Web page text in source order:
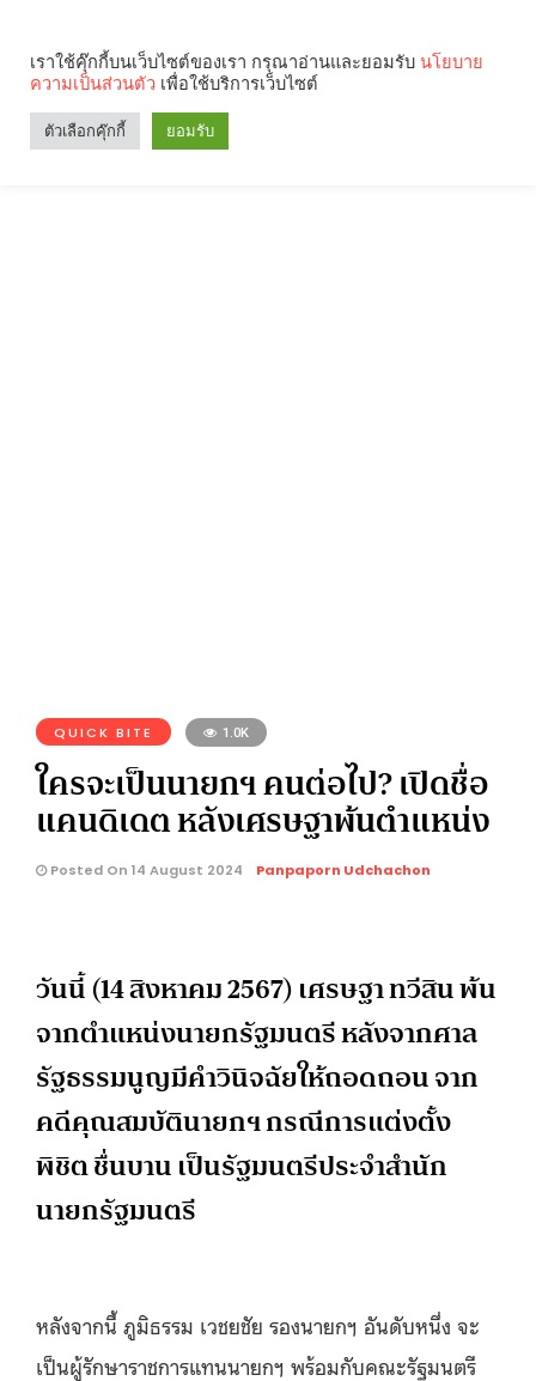
QUICK BITE 1.0K
ใครจะเป็นนายกฯ คนต่อไป? เปิดชื่อ
แคนดิเดต หลังเศรษฐาพ้นตำแหน่ง
Posted On 14 August 2024 Panpaporn Udchachon
วันนี้ (14 สิงหาคม 2567) เศรษฐา ทวีสิน พ้น
จากตำแหน่งนายกรัฐมนตรี หลังจากศาล
รัฐธรรมนูญมีคำวินิจฉัยให้ถอดถอน จาก
คดีคุณสมบัตินายกฯ กรณีการแต่งตั้ง
พิชิต ชื่นบาน เป็นรัฐมนตรีประจำสำนัก
นายกรัฐมนตรี
หลังจากนี้ ภูมิธรรม เวชยชัย รองนายกฯ อันดับหนึ่ง จะ
เป็นผู้รักษาราชการแทนนายกฯ พร้อมกับคณะรัฐมนตรี
เราใช้คุ๊กกี้บนเว็บไซต์ของเรา กรุณาอ่านและยอมรับ นโยบาย
ความเป็นส่วนตัว เพื่อใช้บริการเว็บไซต์
ตัวเลือกคุ๊กกี้ ยอมรับ